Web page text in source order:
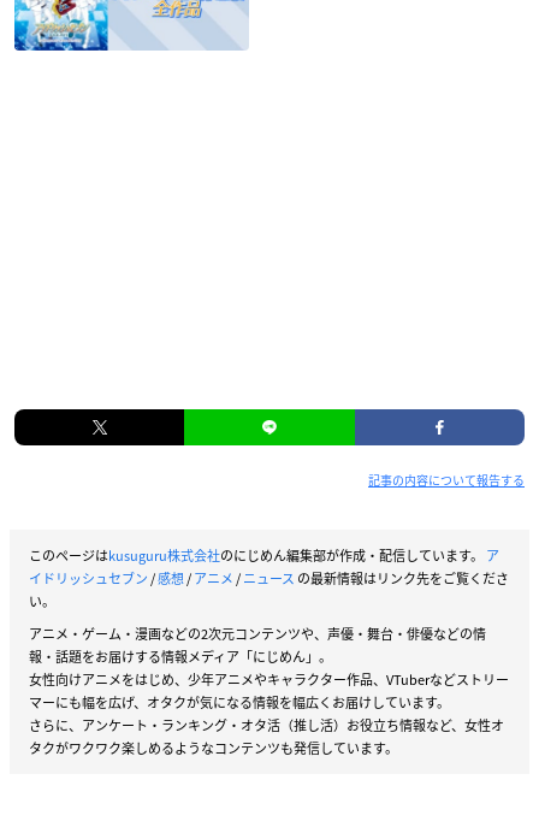
記事の内容について報告する
このページはkusuguru株式会社のにじめん編集部が作成・配信しています。 ア
イドリッシュセブン/感想/アニメ/ニュース の最新情報はリンク先をご覧くださ
い。
アニメ・ゲーム・漫画などの2次元コンテンツや、声優・舞台・俳優などの情
報・話題をお届けする情報メディア「にじめん」。
女性向けアニメをはじめ、少年アニメやキャラクター作品、VTuberなどストリー
マーにも幅を広げ、オタクが気になる情報を幅広くお届けしています。
さらに、アンケート・ランキング・オタ活（推し活）お役立ち情報など、女性オ
タクがワクワク楽しめるようなコンテンツも発信しています。